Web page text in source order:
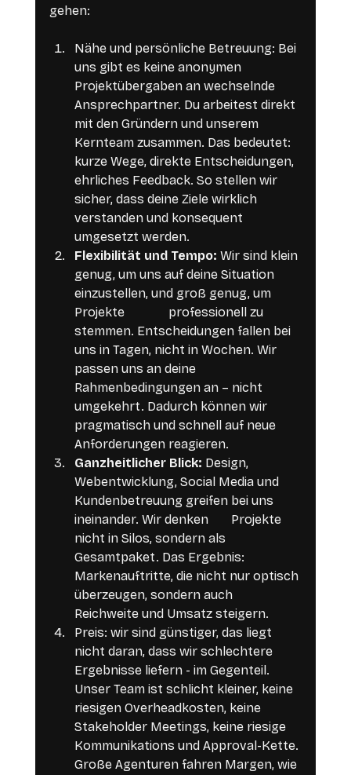
gehen:
Nähe und persönliche Betreuung: Bei
uns gibt es keine anonymen
Projektübergaben an wechselnde
Ansprechpartner. Du arbeitest direkt
mit den Gründern und unserem
Kernteam zusammen. Das bedeutet:
kurze Wege, direkte Entscheidungen,
ehrliches Feedback. So stellen wir
sicher, dass deine Ziele wirklich
verstanden und konsequent
umgesetzt werden.
Flexibilität und Tempo: Wir sind klein
genug, um uns auf deine Situation
einzustellen, und groß genug, um
Projekte 		professionell zu
stemmen. Entscheidungen fallen bei
uns in Tagen, nicht in Wochen. Wir
passen uns an deine
Rahmenbedingungen an – nicht
umgekehrt. Dadurch können wir
pragmatisch und schnell auf neue
Anforderungen reagieren.
Ganzheitlicher Blick: Design,
Webentwicklung, Social Media und
Kundenbetreuung greifen bei uns
ineinander. Wir denken 	Projekte
nicht in Silos, sondern als
Gesamtpaket. Das Ergebnis:
Markenauftritte, die nicht nur optisch
überzeugen, sondern auch
Reichweite und Umsatz steigern.
Preis: wir sind günstiger, das liegt
nicht daran, dass wir schlechtere
Ergebnisse liefern - im Gegenteil.
Unser Team ist schlicht kleiner, keine
riesigen Overheadkosten, keine
Stakeholder Meetings, keine riesige
Kommunikations und Approval-Kette.
Große Agenturen fahren Margen, wie